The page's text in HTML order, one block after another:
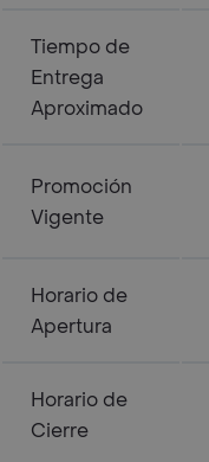
Tiempo de
Entrega
Aproximado
Promoción
Vigente
Horario de
Apertura
Horario de
Cierre